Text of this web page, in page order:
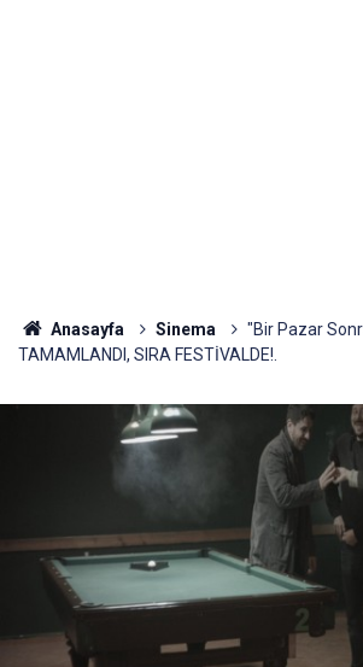
Anasayfa Sinema
"Bir Pazar
TAMAMLANDI, SIRA FESTİVALDE!.